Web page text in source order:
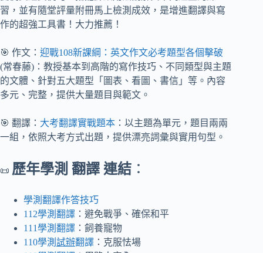
習，並有隨堂評量附冊馬上檢測成效，是增進翻譯與寫
作的超強工具書！大力推薦！
🎯 作文： 迎戰108新課綱：英文作文必考題型各個擊破
(常春藤)：教授基本到高階的寫作技巧、不同類型與主題
的文體、針對五大題型「圖表、看圖、書信」等。內容
多元、完整，提供大量題目與範文。
🎯 翻譯： 大考翻譯實戰題本 ：以主題為單元，題目兩兩
一組，依照大考方式出題，提供漂亮詞彙與實用句型。
📜 歷年學測 翻譯 連結 ：
學測翻譯作答技巧
112學測翻譯 ：避免戰爭、確保和平
111學測翻譯 ：飼養寵物
110學測 試辦翻譯 ：克服怯場